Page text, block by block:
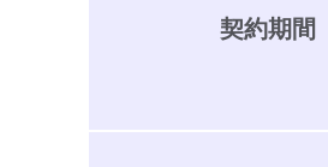
契約期間